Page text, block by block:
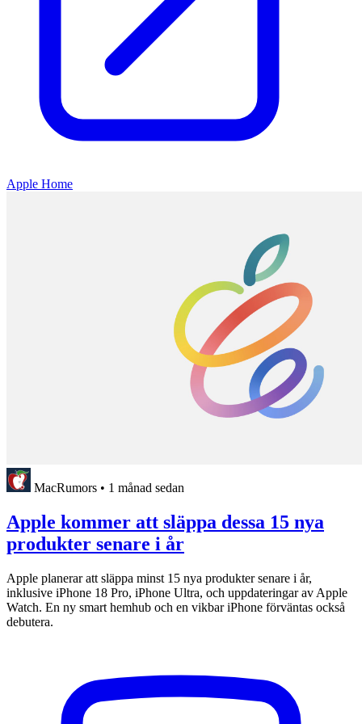
Apple Home
MacRumors • 1 månad sedan
Apple kommer att släppa dessa 15 nya
produkter senare i år
Apple planerar att släppa minst 15 nya produkter senare i år,
inklusive iPhone 18 Pro, iPhone Ultra, och uppdateringar av Apple
Watch. En ny smart hemhub och en vikbar iPhone förväntas också
debutera.